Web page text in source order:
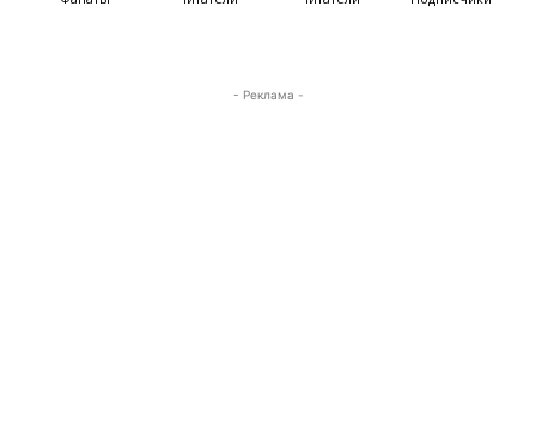
- Реклама -